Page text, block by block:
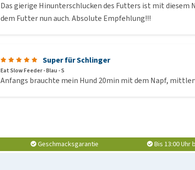
Das gierige Hinunterschlucken des Futters ist mit diesem
dem Futter nun auch. Absolute Empfehlung!!!
Super für Schlinger
Eat Slow Feeder - Blau - S
Anfangs brauchte mein Hund 20min mit dem Napf,
Geschmacksgarantie Bis 13:00 Uhr